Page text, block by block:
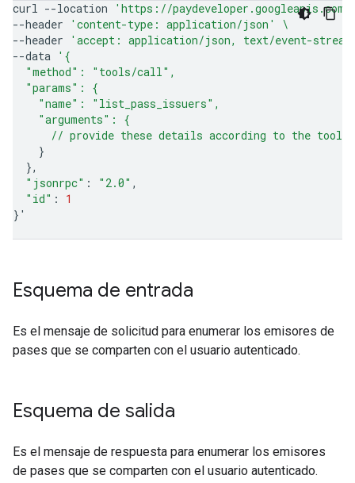
curl --location
'https://paydeveloper.googleapis.com/
--header
'content-type: application/json'
\
--header
'accept: application/json, text/event-
--data '{
  "method": "tools/call",
  "params": {
    "name": "list_pass_issuers",
    "arguments": {
      // provide these details according to the tool'
}
}
"jsonrpc" : "2.0"
"id" :
1
} '
Esquema de entrada
Es el mensaje de solicitud para enumerar los emisores de
pases que se comparten con el usuario autenticado.
Esquema de salida
Es el mensaje de respuesta para enumerar los emisores
de pases que se comparten con el usuario autenticado.